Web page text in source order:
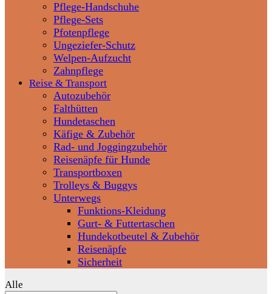
Pflege-Handschuhe
Pflege-Sets
Pfotenpflege
Ungeziefer-Schutz
Welpen-Aufzucht
Zahnpflege
Reise & Transport
Autozubehör
Falthütten
Hundetaschen
Käfige & Zubehör
Rad- und Joggingzubehör
Reisenäpfe für Hunde
Transportboxen
Trolleys & Buggys
Unterwegs
Funktions-Kleidung
Gurt- & Futtertaschen
Hundekotbeutel & Zubehör
Reisenäpfe
Sicherheit
Alle